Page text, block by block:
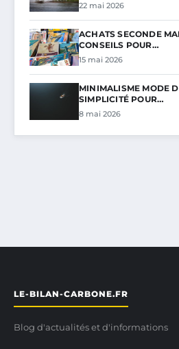
22 mai 2026
ACHATS SECONDE
CONSEILS POUR…
15 mai 2026
MINIMALISME MODE
SIMPLICITÉ POUR…
8 mai 2026
LE-BILAN-CARBONE.FR
Blog d'actualités et d'informations